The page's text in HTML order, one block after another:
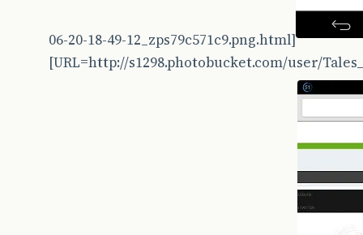
06-20-18-49-12_zps79c571c9.png.html]
[URL=http://s1298.photobucket.com/user/